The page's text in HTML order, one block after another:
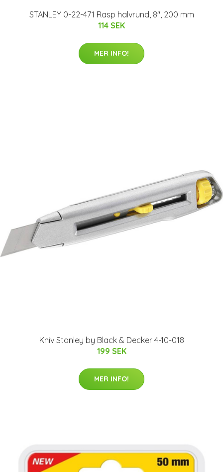
STANLEY 0-22-471 Rasp halvrund, 8", 200 mm
114 SEK
MER INFO!
Kniv Stanley by Black & Decker 4-10-018
199 SEK
MER INFO!